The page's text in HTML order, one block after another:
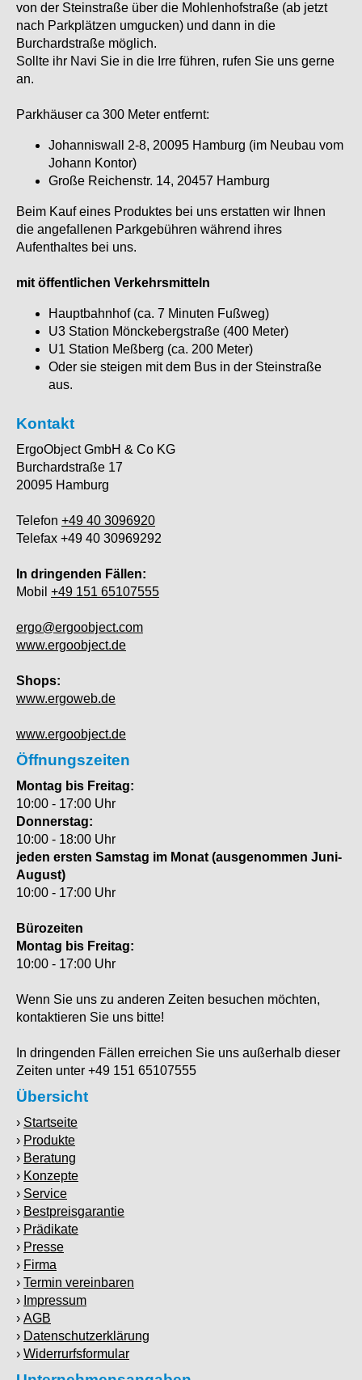
von der Steinstraße über die Mohlenhofstraße (ab jetzt
nach Parkplätzen umgucken) und dann in die
Burchardstraße möglich.
Sollte ihr Navi Sie in die Irre führen, rufen Sie uns gerne
an.
Parkhäuser ca 300 Meter entfernt:
Johanniswall 2-8, 20095 Hamburg (im Neubau vom
Johann Kontor)
Große Reichenstr. 14, 20457 Hamburg
Beim Kauf eines Produktes bei uns erstatten wir Ihnen
die angefallenen Parkgebühren während ihres
Aufenthaltes bei uns.
mit öffentlichen Verkehrsmitteln
Hauptbahnhof (ca. 7 Minuten Fußweg)
U3 Station Mönckebergstraße (400 Meter)
U1 Station Meßberg (ca. 200 Meter)
Oder sie steigen mit dem Bus in der Steinstraße
aus.
Kontakt
ErgoObject GmbH & Co KG
Burchardstraße 17
20095 Hamburg
Telefon +49 40 3096920
Telefax +49 40 30969292
In dringenden Fällen:
Mobil +49 151 65107555
ergo@ergoobject.com
www.ergoobject.de
Shops:
www.ergoweb.de
www.ergoobject.de
Öffnungszeiten
Montag bis Freitag:
10:00 - 17:00 Uhr
Donnerstag:
10:00 - 18:00 Uhr
jeden ersten Samstag im Monat (ausgenommen Juni-
August)
10:00 - 17:00 Uhr
Bürozeiten
Montag bis Freitag:
10:00 - 17:00 Uhr
Wenn Sie uns zu anderen Zeiten besuchen möchten,
kontaktieren Sie uns bitte!
In dringenden Fällen erreichen Sie uns außerhalb dieser
Zeiten unter +49 151 65107555
Übersicht
Startseite
Produkte
Beratung
Konzepte
Service
Bestpreisgarantie
Prädikate
Presse
Firma
Termin vereinbaren
Impressum
AGB
Datenschutzerklärung
Widerrurfsformular